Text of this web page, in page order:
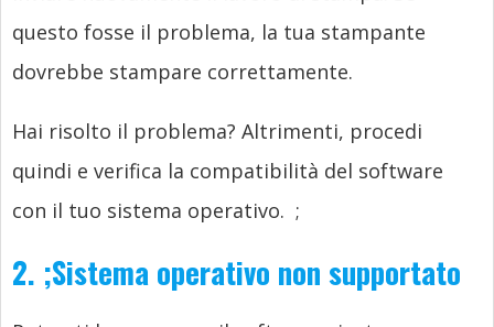
questo fosse il problema, la tua stampante
dovrebbe stampare correttamente.
Hai risolto il problema? Altrimenti, procedi
quindi e verifica la compatibilità del software
con il tuo sistema operativo. ;
2. ;Sistema operativo non supportato